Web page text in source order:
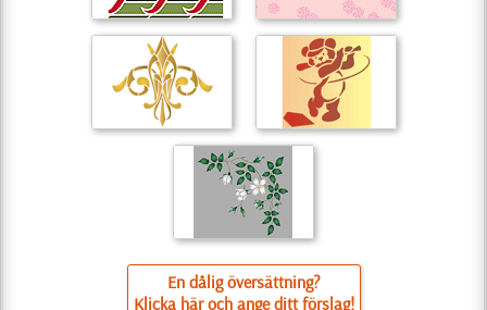
En dålig översättning?
Klicka här och ange ditt förslag!